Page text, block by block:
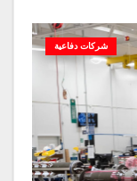
شركات دفاعية